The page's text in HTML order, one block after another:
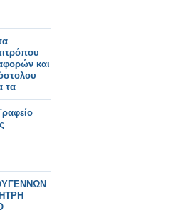
και
τα